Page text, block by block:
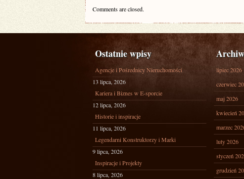
Comments are closed.
Ostatnie wpisy
Agencje i Pośrednicy Nieruchomości
13 lipca, 2026
Kariera i Biznes w E-sporcie
12 lipca, 2026
Historie i inspiracje
11 lipca, 2026
Legendarni Konstruktorzy i Marki
9 lipca, 2026
Inspiracje i Projekty
8 lipca, 2026
lipiec 2026
czerwiec
maj 2026
kwiecień
marzec
luty 2026
styczeń
grudzień